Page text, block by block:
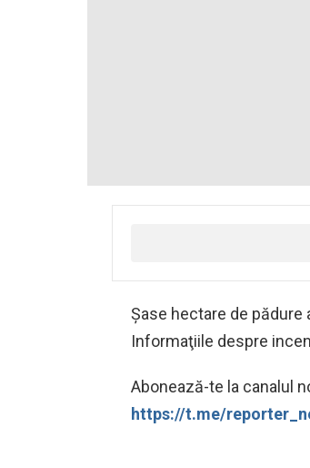
Şase hectare de pădure
Informaţiile despre
Abonează-te la canalul
https://t.me/